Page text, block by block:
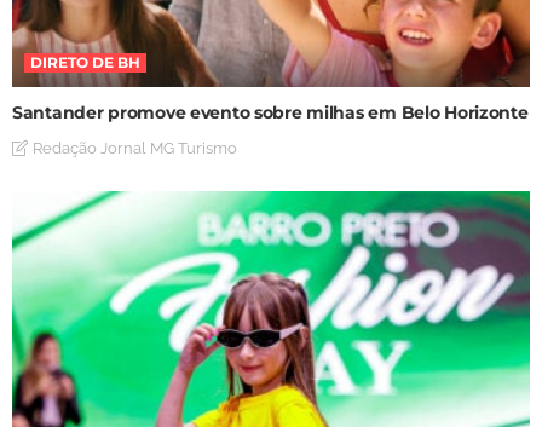
DIRETO DE BH
Santander promove evento sobre milhas em Belo Horizonte
Redação Jornal MG Turismo